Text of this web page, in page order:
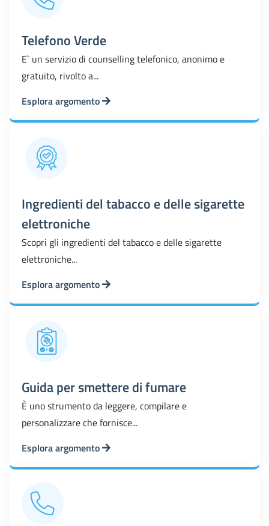
Telefono Verde
E` un servizio di counselling telefonico, anonimo e
gratuito, rivolto a...
Esplora argomento
Ingredienti del tabacco e delle sigarette
elettroniche
Scopri gli ingredienti del tabacco e delle sigarette
elettroniche...
Esplora argomento
Guida per smettere di fumare
È uno strumento da leggere, compilare e
personalizzare che fornisce...
Esplora argomento